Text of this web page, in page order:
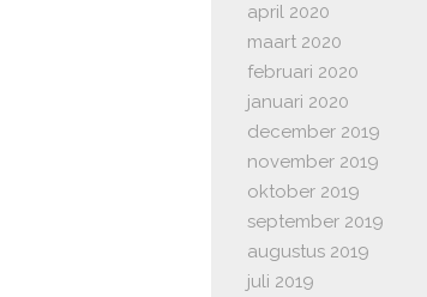
april 2020
maart 2020
februari 2020
januari 2020
december 2019
november 2019
oktober 2019
september 2019
augustus 2019
juli 2019